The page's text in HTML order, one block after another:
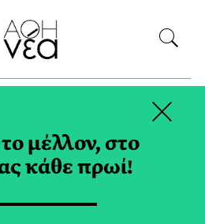
TAG
μέλλον, στο
κάθε πρωί!
×